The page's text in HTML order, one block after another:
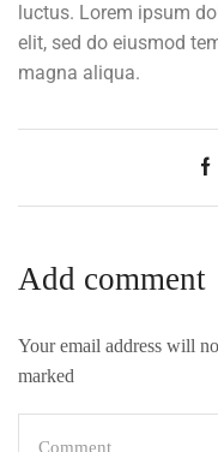
luctus. Lorem ipsum
elit, sed do eiusmod
magna aliqua.
Add comment
Your email address will
marked